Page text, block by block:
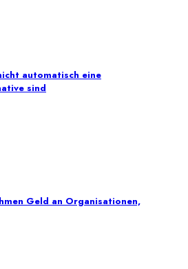
automatisch eine
sind
Geld an Organisationen,